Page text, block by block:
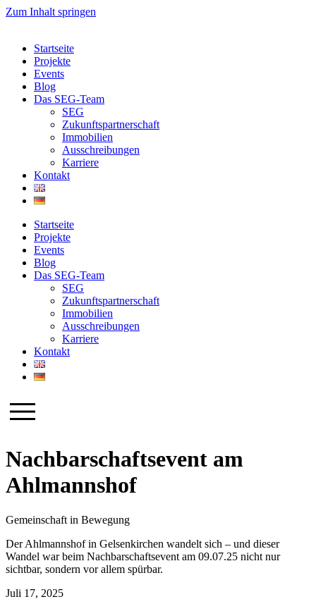
Zum Inhalt springen
Startseite
Projekte
Events
Blog
Das SEG-Team
SEG
Zukunftspartnerschaft
Immobilien
Ausschreibungen
Karriere
Kontakt
Startseite
Projekte
Events
Blog
Das SEG-Team
SEG
Zukunftspartnerschaft
Immobilien
Ausschreibungen
Karriere
Kontakt
Nachbarschaftsevent am
Ahlmannshof
Gemeinschaft in Bewegung
DerAhlmannshofin Gelsenkirchen wandelt sich – und dieser
Wandel war beim Nachbarschaftsevent am 09.07.25 nicht nur
sichtbar, sondern vor allem spürbar.
Juli 17, 2025